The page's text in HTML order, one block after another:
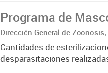
Programa de
Dirección General de
Secretaría de Ambiente y
Cantidades de
desparasitaciones